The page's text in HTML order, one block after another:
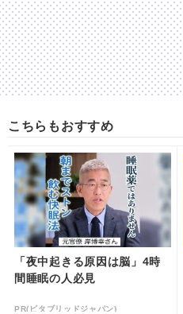
こちらもおすすめ
「夜中起きる原因は脳」4時
間睡眠の人必見
PR(ビタブリッドジャパン)